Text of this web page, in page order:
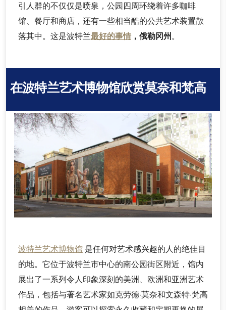
引人群的不仅仅是喷泉，公园四周环绕着许多咖啡
馆、餐厅和商店，还有一些相当酷的公共艺术装置散
落其中。这是波特兰最好的事情 ，俄勒冈州 。
在波特兰艺术博物馆欣赏莫奈和梵高
波特兰艺术博物馆 是任何对艺术感兴趣的人的绝佳目
的地。它位于波特兰市中心的南公园街区附近，馆内
展出了一系列令人印象深刻的美洲、欧洲和亚洲艺术
作品，包括与著名艺术家如克劳德·莫奈和文森特·梵高